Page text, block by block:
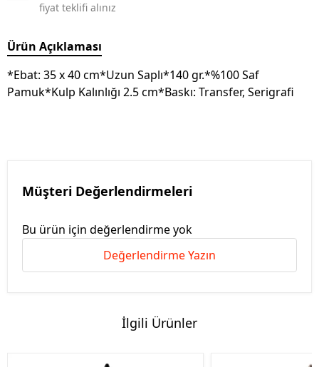
fiyat teklifi alınız
Ürün Açıklaması
*Ebat: 35 x 40 cm*Uzun Saplı*140 gr.*%100 Saf
Pamuk*Kulp Kalınlığı 2.5 cm*Baskı: Transfer, Serigrafi
Müşteri Değerlendirmeleri
Bu ürün için değerlendirme yok
Değerlendirme Yazın
İlgili Ürünler